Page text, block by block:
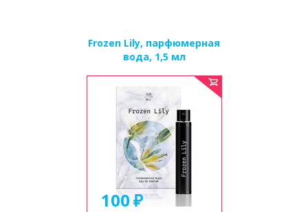
Frozen Lily, парфюмерная
вода, 1,5 мл
100